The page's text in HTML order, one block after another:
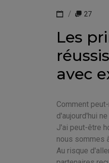
27
Les
avec
Comment
d'aujourd'hui
J'ai peut-être
nous sommes
Au risque